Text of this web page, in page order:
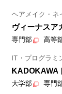
ヘアメイク・ネ
ヴィーナスア
専門部 高等
IT・プログラミ
KADOKAWA
大学部 専門